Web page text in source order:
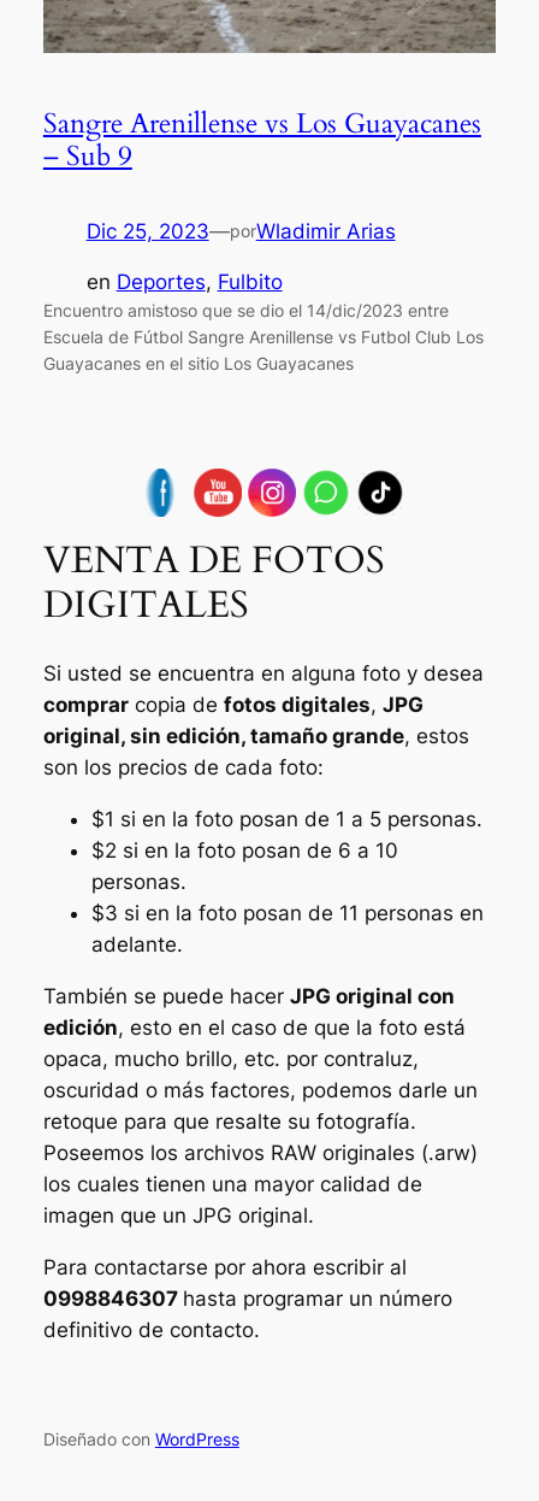
Sangre Arenillense vs Los Guayacanes
– Sub 9
Dic 25, 2023—porWladimir Arias
en Deportes, Fulbito
Encuentro amistoso que se dio el 14/dic/2023 entre
Escuela de Fútbol Sangre Arenillense vs Futbol Club Los
Guayacanes en el sitio Los Guayacanes
VENTA DE FOTOS
DIGITALES
Si usted se encuentra en alguna foto y desea
comprarcopia de fotos digitales, JPG
original, sin edición, tamaño grande, estos
son los precios de cada foto:
$1 si en la foto posan de 1 a 5 personas.
$2 si en la foto posan de 6 a 10
personas.
$3 si en la foto posan de 11 personas en
adelante.
También se puede hacer JPG original con
edición, esto en el caso de que la foto está
opaca, mucho brillo, etc. por contraluz,
oscuridad o más factores, podemos darle un
retoque para que resalte su fotografía.
Poseemos los archivos RAW originales (.arw)
los cuales tienen una mayor calidad de
imagen que un JPG original.
Para contactarse por ahora escribir al
0998846307 hasta programar un número
definitivo de contacto.
Diseñado con WordPress